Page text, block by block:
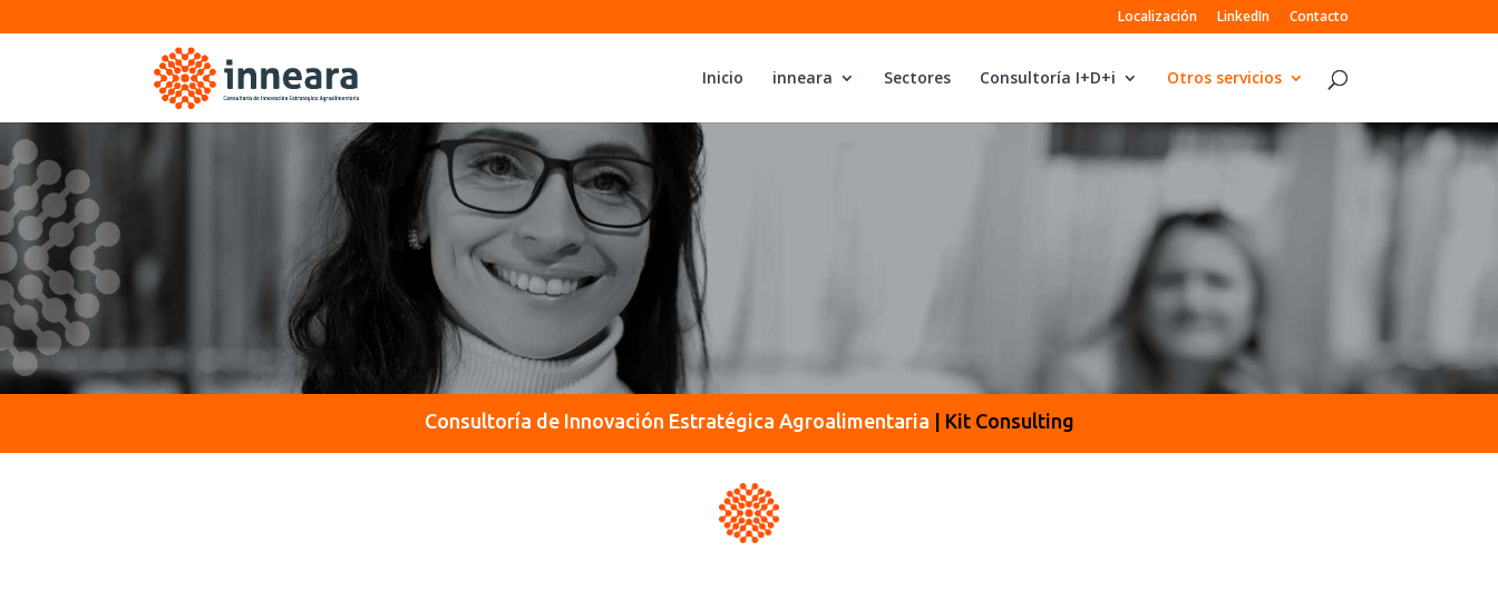
Localización LinkedIn Contacto
Inicio inneara Sectores Consultoría I+D+i Otros servicios
Consultoría de Innovación Estratégica Agroalimentaria Kit Consulting